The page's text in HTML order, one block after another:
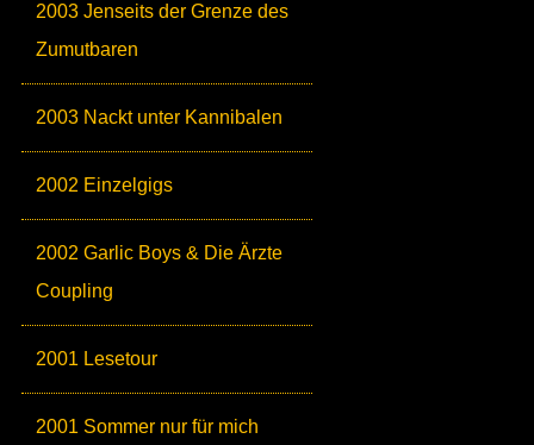
2003 Jenseits der Grenze des
Zumutbaren
2003 Nackt unter Kannibalen
2002 Einzelgigs
2002 Garlic Boys & Die Ärzte
Coupling
2001 Lesetour
2001 Sommer nur für mich